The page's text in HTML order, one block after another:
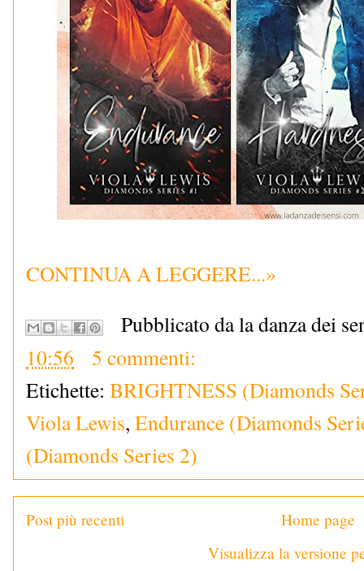
CONTINUA A LEGGERE...»
Pubblicato da la danza dei
10:56
5 commenti:
Etichette: BRIGHTNESS (Diamonds
Viola Lewis, Endurance (Diamonds
(Diamonds Series 2)
Post più recenti
Home page
Visualizza la versione